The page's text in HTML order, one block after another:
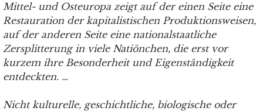
Mittel- und Osteuropa zeigt auf der einen Seite eine
Restauration der kapitalistischen Produktionsweisen,
auf der anderen Seite eine nationalstaatliche
Zersplitterung in viele Natiönchen, die erst vor
kurzem ihre Besonderheit und Eigenständigkeit
entdeckten. …
Nicht kulturelle, geschichtliche, biologische oder